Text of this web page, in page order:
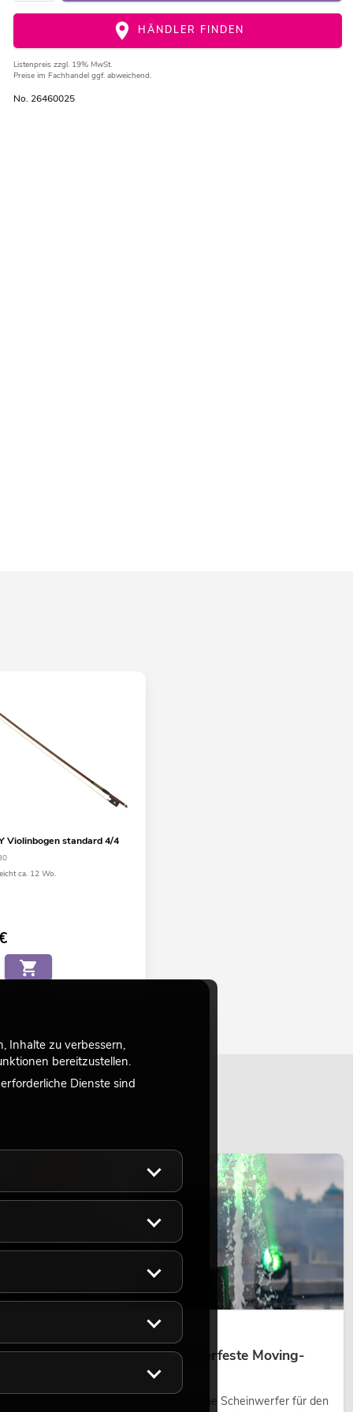
HÄNDLER FINDEN
Listenpreis zzgl. 19% MwSt.
Preise im Fachhandel ggf. abweichend.
No. 26460025
Violinbogen standard 4/4
ca. 12 Wo.
Outdoor Moving-Heads: Wetterfeste Moving-
Outdoor Moving-Heads sind bewegliche Scheinwerfer für den
Inhalte zu verbessern,
bereitzustellen.
Dienste sind